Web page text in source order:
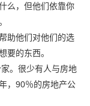
么，但他们依靠你
助他们对他们的选
要的东西。
。很少有人与房地
，90％的房地产公